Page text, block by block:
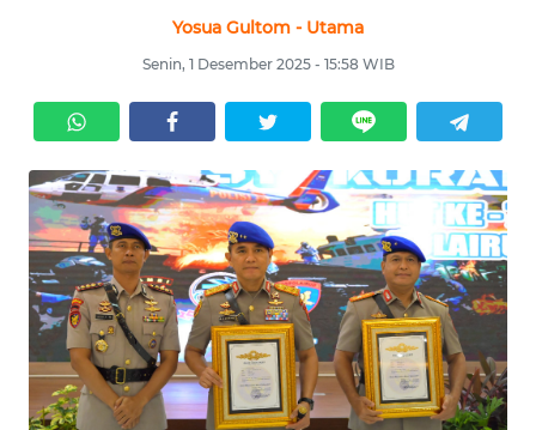
Yosua Gultom - Utama
Senin, 1 Desember 2025 - 15:58 WIB
SERBA-
SERBI
HUKRIM
OPINI
PERISTIWA
Informasi